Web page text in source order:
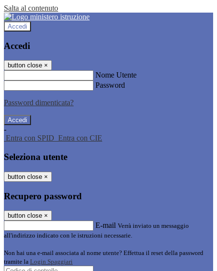
Salta al contenuto
Accedi
Accedi
button close ×
Nome Utente
Password
Password dimenticata?
-
Entra con SPID Entra con CIE
Seleziona utente
button close ×
Recupero password
button close ×
E-mail Verrà inviato un messaggio
all'indirizzo indicato con le istruzioni necessarie.
Non hai una e-mail associata al nome utente? Effettua il reset della password
tramite la Login Spaggiari